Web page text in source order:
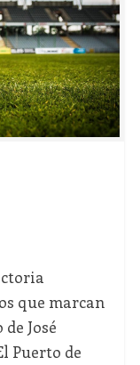
que marcan
José
Puerto de